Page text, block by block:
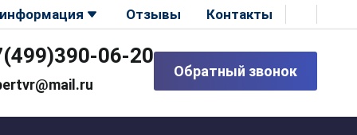
Отзывы Контакты
06-20
Обратный звонок